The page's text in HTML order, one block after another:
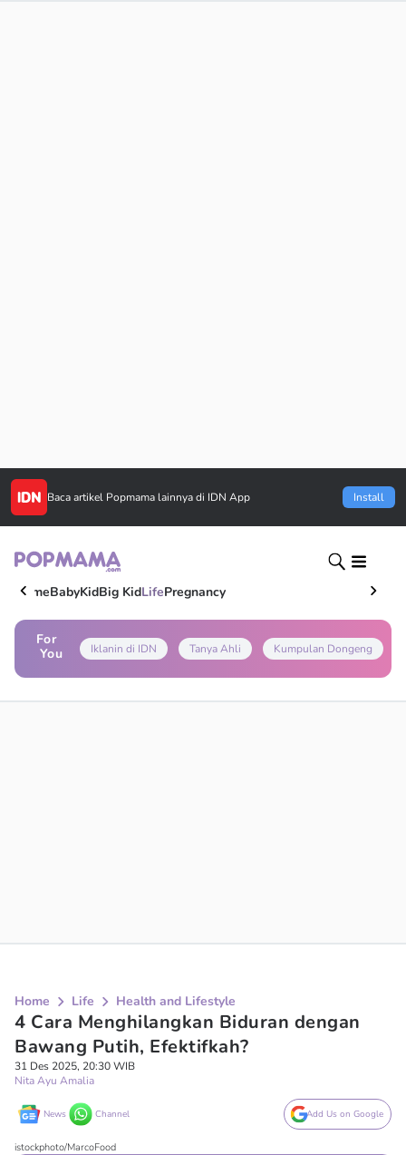
Baca artikel Popmama lainnya di IDN App Install
HomeBabyKidBig KidLifePregnancy
For
You
Iklanin di IDN Tanya Ahli Kumpulan Dongeng
Home Life Health and Lifestyle
4 Cara Menghilangkan Biduran dengan
Bawang Putih, Efektifkah?
31 Des 2025, 20:30 WIB
Nita Ayu Amalia
News Channel Add Us on Google
istockphoto/MarcoFood